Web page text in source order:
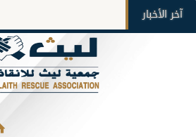
آخر الأخبار